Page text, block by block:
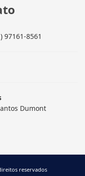
Dumont